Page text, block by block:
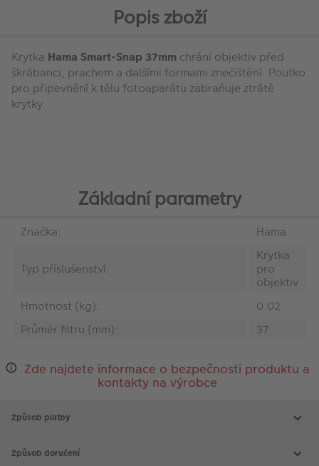
Popis zboží
Krytka Hama Smart-Snap 37mm chrání objektiv před
škrábanci, prachem a dalšími formami znečištění. Poutko
pro připevnění k tělu fotoaparátu zabraňuje ztrátě
krytky.
Základní parametry
Značka: Hama
Typ příslušenství:
Krytka
pro
objektiv
Hmotnost (kg):
0.02
Průměr filtru (mm):
37
Zde najdete informace o bezpečnosti produktu a
kontakty na výrobce
Způsob platby
Způsob doručení